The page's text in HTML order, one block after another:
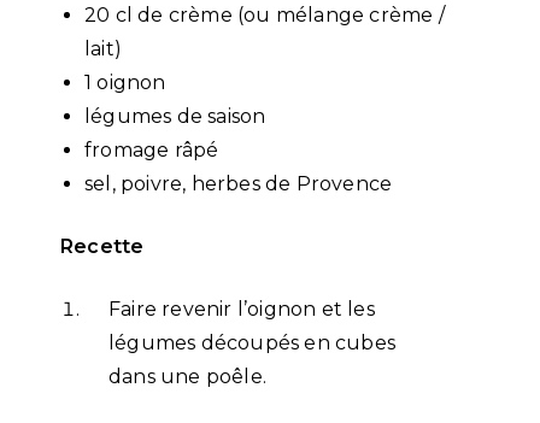
20 cl de crème (ou mélange crème /
lait)
1 oignon
légumes de saison
fromage râpé
sel, poivre, herbes de Provence
Recette
Faire revenir l’oignon et les
légumes découpés en cubes
dans une poêle.